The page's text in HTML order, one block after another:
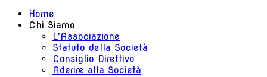
Home
Chi Siamo
L'Associazione
Statuto della Società
Consiglio Direttivo
Aderire alla Società